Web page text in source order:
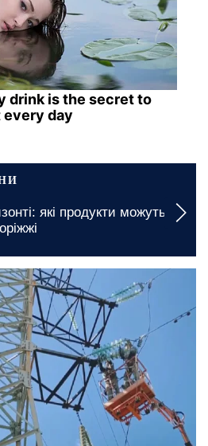
drink is the secret to
day
які продукти можуть